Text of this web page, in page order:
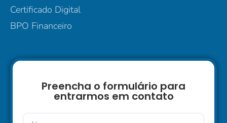
Certificado Digital
BPO Financeiro
Preencha o formulário para
entrarmos em contato